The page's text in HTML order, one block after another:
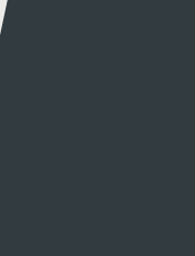
yn erbyn Met
y myfyrwyr ddîal ym
Cyncoed.